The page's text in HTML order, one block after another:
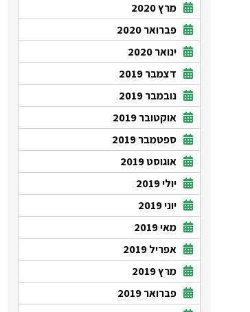
מרץ 2020
פברואר 2020
ינואר 2020
דצמבר 2019
נובמבר 2019
אוקטובר 2019
ספטמבר 2019
אוגוסט 2019
יולי 2019
יוני 2019
מאי 2019
אפריל 2019
מרץ 2019
פברואר 2019